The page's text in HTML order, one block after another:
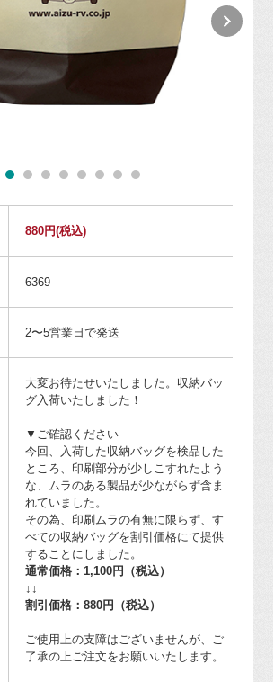
880円(税込)
6369
2〜5営業日で発送
大変お待たせいたしました。収納バッ
グ入荷いたしました！
▼ご確認ください
今回、入荷した収納バッグを検品した
ところ、印刷部分が少しこすれたよう
な、ムラのある製品が少ながらず含ま
れていました。
その為、印刷ムラの有無に限らず、す
べての収納バッグを割引価格にて提供
することにしました。
通常価格：1,100円（税込）
↓↓
割引価格：880円（税込）
ご使用上の支障はございませんが、ご
了承の上ご注文をお願いいたします。